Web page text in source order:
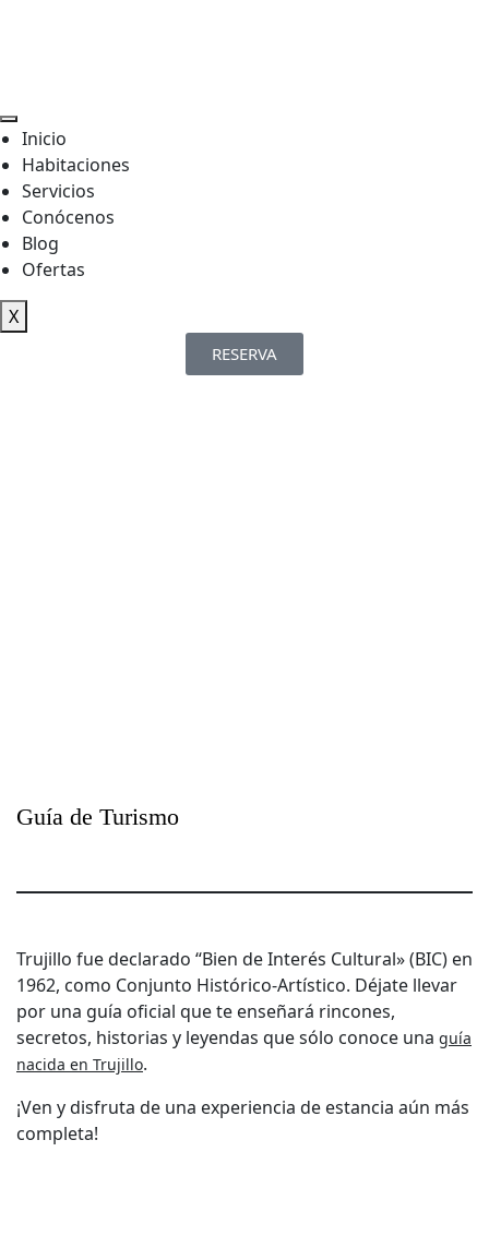
Inicio
Habitaciones
Servicios
Conócenos
Blog
Ofertas
X
RESERVA
Guía de Turismo
Trujillo fue declarado “Bien de Interés Cultural» (BIC) en
1962, como Conjunto Histórico-Artístico. Déjate llevar
por una guía oficial que te enseñará rincones,
secretos, historias y leyendas que sólo conoce una guía
nacida en Trujillo.
¡Ven y disfruta de una experiencia de estancia aún más
completa!